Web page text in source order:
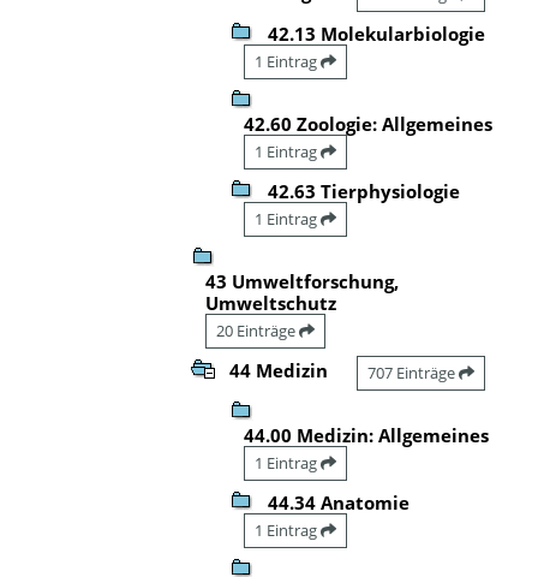
42.13 Molekularbiologie
1 Eintrag
42.60 Zoologie: Allgemeines
1 Eintrag
42.63 Tierphysiologie
1 Eintrag
43 Umweltforschung,
Umweltschutz
20 Einträge
44 Medizin 707 Einträge
44.00 Medizin: Allgemeines
1 Eintrag
44.34 Anatomie
1 Eintrag